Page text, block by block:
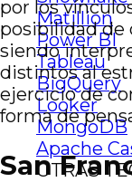
Matillion
Power BI
Tableau
BigQuery
Looker
MongoDB
Apache
OTRAS
por los
posibilidad de
siendo
distintos al
ejercicio de
forma de
San